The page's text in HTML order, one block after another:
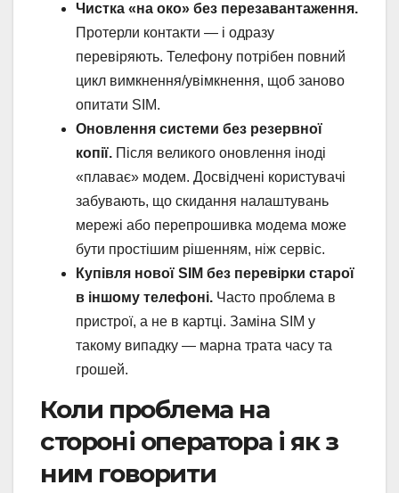
Чистка «на око» без перезавантаження.
Протерли контакти — і одразу
перевіряють. Телефону потрібен повний
цикл вимкнення/увімкнення, щоб заново
опитати SIM.
Оновлення системи без резервної
копії. Після великого оновлення іноді
«плаває» модем. Досвідчені користувачі
забувають, що скидання налаштувань
мережі або перепрошивка модема може
бути простішим рішенням, ніж сервіс.
Купівля нової SIM без перевірки старої
в іншому телефоні. Часто проблема в
пристрої, а не в картці. Заміна SIM у
такому випадку — марна трата часу та
грошей.
Коли проблема на
стороні оператора і як з
ним говорити